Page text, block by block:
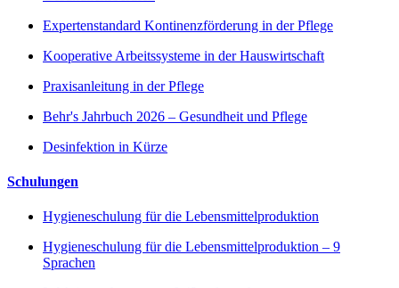
Expertenstandard Kontinenzförderung in der Pflege
Kooperative Arbeitssysteme in der Hauswirtschaft
Praxisanleitung in der Pflege
Behr's Jahrbuch 2026 – Gesundheit und Pflege
Desinfektion in Kürze
Schulungen
Hygieneschulung für die Lebensmittelproduktion
Hygieneschulung für die Lebensmittelproduktion – 9
Sprachen